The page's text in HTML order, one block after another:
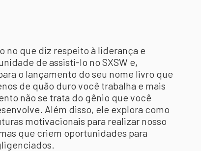
no que diz respeito à liderança e
de assisti-lo no SXSW e,
o lançamento do seu nome livro que
de quão duro você trabalha e mais
não se trata do gênio que você
Além disso, ele explora como
motivacionais para realizar nosso
que criem oportunidades para